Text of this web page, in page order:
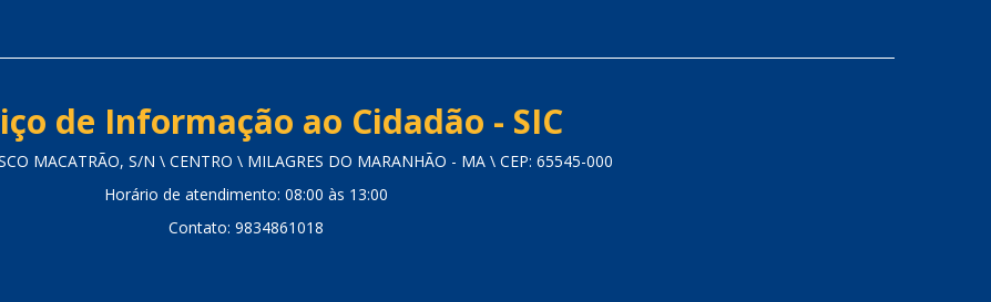
de Informação ao Cidadão - SIC
MACATRÃO, S/N \ CENTRO \ MILAGRES DO MARANHÃO - MA \ CEP: 65545-000
Horário de atendimento: 08:00 às 13:00
Contato: 9834861018